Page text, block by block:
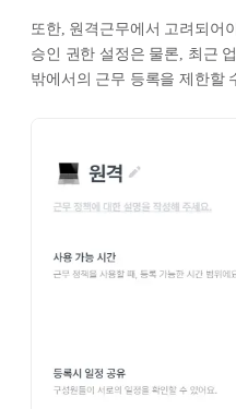
또한, 원격근무에서 고려되어
승인 권한 설정은 물론, 최근
밖에서의 근무 등록을 제한할